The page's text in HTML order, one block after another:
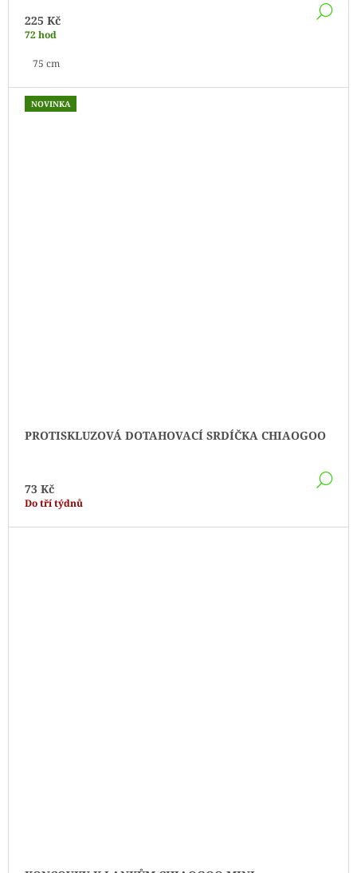
225 Kč
72 hod
75 cm
NOVINKA
PROTISKLUZOVÁ DOTAHOVACÍ SRDÍČKA CHIAOGOO
73 Kč
Do tří týdnů